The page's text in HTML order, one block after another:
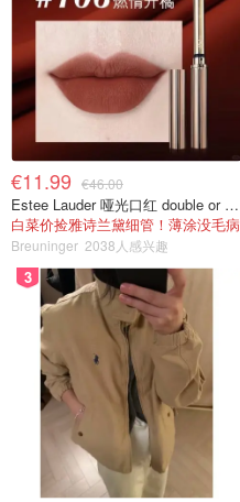
€11.99 €46.00
Estee Lauder 哑光口红 double or nothing色号
白菜价捡雅诗兰黛细管！薄涂没毛病
Breuninger 2038人感兴趣
3